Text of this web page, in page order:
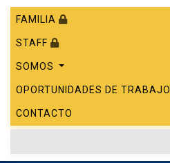
FAMILIA
STAFF
SOMOS
OPORTUNIDADES DE TRABAJO
CONTACTO